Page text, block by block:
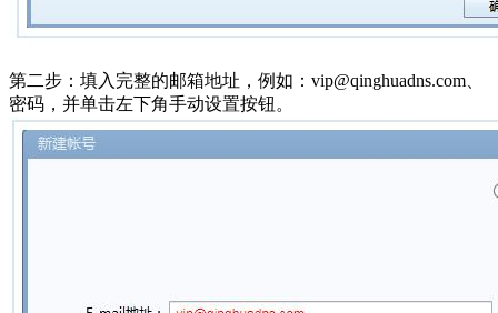
第二步：填入完整的邮箱地址，例如：vip@qinghuadns.com、
密码，并单击左下角手动设置按钮。